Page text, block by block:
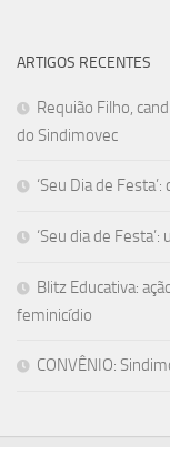
ARTIGOS RECENTES
Requião Filho,
do Sindimovec
‘Seu Dia de
‘Seu dia de
Blitz Educativa:
feminicídio
CONVÊNIO: